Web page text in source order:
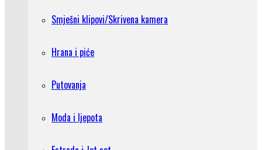
Smješni klipovi/Skrivena kamera
Hrana i piće
Putovanja
Moda i ljepota